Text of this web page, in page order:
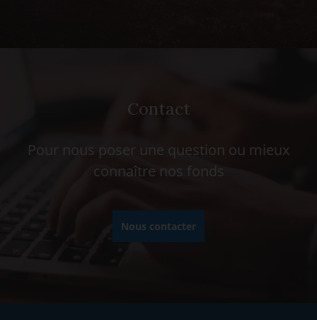
Contact
Pour nous poser une question ou mieux
connaître nos fonds
Nous contacter